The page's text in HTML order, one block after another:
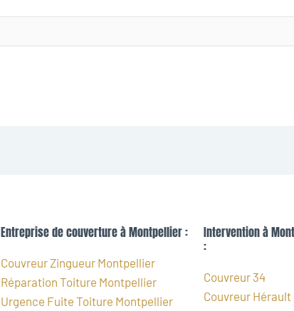
Entreprise de couverture à Montpellier :
Couvreur Zingueur Montpellier
Réparation Toiture Montpellier
Urgence Fuite Toiture Montpellier
Intervention à
:
Couvreur 34
Couvreur Hérault